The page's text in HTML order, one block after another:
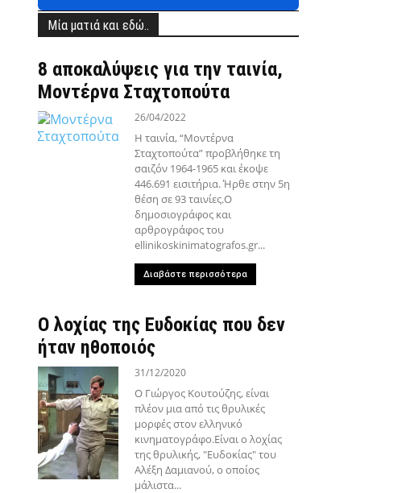
Μία ματιά και εδώ..
8 αποκαλύψεις για την ταινία,
Μοντέρνα Σταχτοπούτα
26/04/2022
Η ταινία, “Μοντέρνα
Σταχτοπούτα” προβλήθηκε τη
σαιζόν 1964-1965 και έκοψε
446.691 εισιτήρια. Ήρθε στην 5η
θέση σε 93 ταινίες.Ο
δημοσιογράφος και
αρθρογράφος του
ellinikoskinimatografos.gr...
Διαβάστε περισσότερα
Ο λοχίας της Ευδοκίας που δεν
ήταν ηθοποιός
31/12/2020
Ο Γιώργος Κουτούζης, είναι
πλέον μια από τις θρυλικές
μορφές στον ελληνικό
κινηματογράφο.Είναι ο λοχίας
της θρυλικής, "Ευδοκίας" του
Αλέξη Δαμιανού, ο οποίος
μάλιστα...